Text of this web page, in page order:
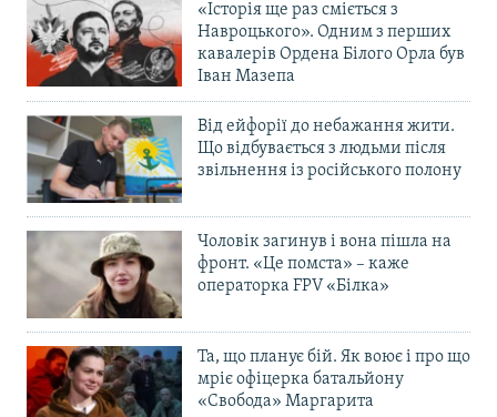
«Історія ще раз сміється з
Навроцького». Одним з перших
кавалерів Ордена Білого Орла був
Іван Мазепа
Від ейфорії до небажання жити.
Що відбувається з людьми після
звільнення із російського полону
Чоловік загинув і вона пішла на
фронт. «Це помста» – каже
операторка FPV «Білка»
Та, що планує бій. Як воює і про що
мріє офіцерка батальйону
«Свобода» Маргарита